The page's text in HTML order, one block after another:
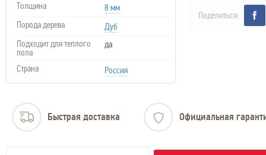
Толщина
8 мм
Порода дерева
Дуб
Подходит для теплого
пола
да
Страна Россия
Поделиться:
Быстрая доставка Официальная